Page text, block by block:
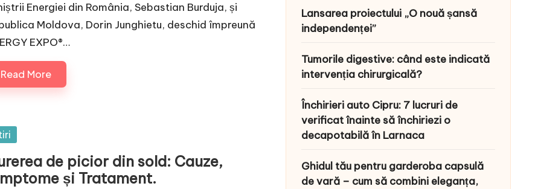
Energiei din România, Sebastian Burduja, și
Moldova, Dorin Junghietu, deschid împreună
EXPO®…
Read More
de picior din sold: Cauze,
și Tratament.
Lansarea proiectului „O nouă șansă
independenței”
Tumorile digestive: când este indicată
intervenția chirurgicală?
Închirieri auto Cipru: 7 lucruri de
verificat înainte să închiriezi o
decapotabilă în Larnaca
Ghidul tău pentru garderoba capsulă
de vară – cum să combini eleganța,